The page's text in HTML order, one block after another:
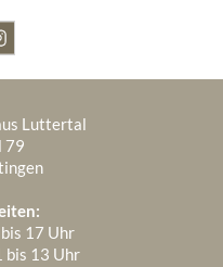
Luttertal
79
17 Uhr
bis 13 Uhr